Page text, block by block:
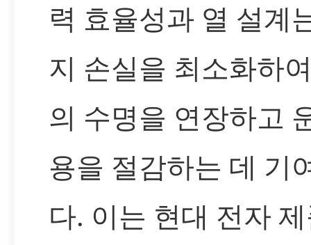
력 효율성과 열 설계
지 손실을 최소화하
의 수명을 연장하고
용을 절감하는 데 기
다. 이는 현대 전자